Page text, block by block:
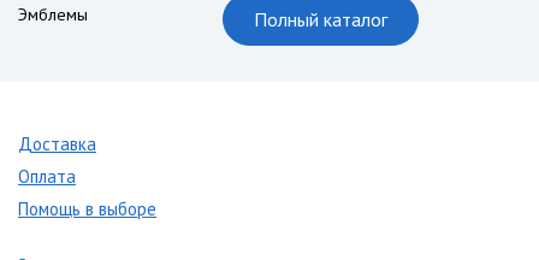
Эмблемы
Полный каталог
Доставка
Оплата
Помощь в выборе